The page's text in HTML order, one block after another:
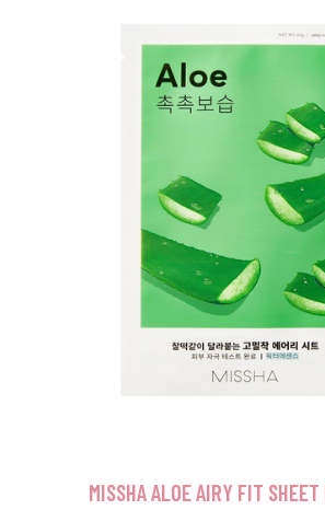
MISSHA ALOE AIRY FIT SHEET